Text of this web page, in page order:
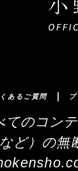
あるご質問
てのコン
など）の無